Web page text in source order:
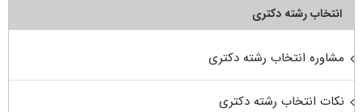
انتخاب رشته دکتری
مشاوره انتخاب رشته دکتری
نکات انتخاب رشته دکتری